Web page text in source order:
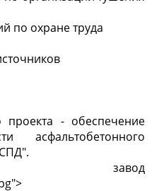
по охране труда
- обеспечение
асфальтобетонного
завод